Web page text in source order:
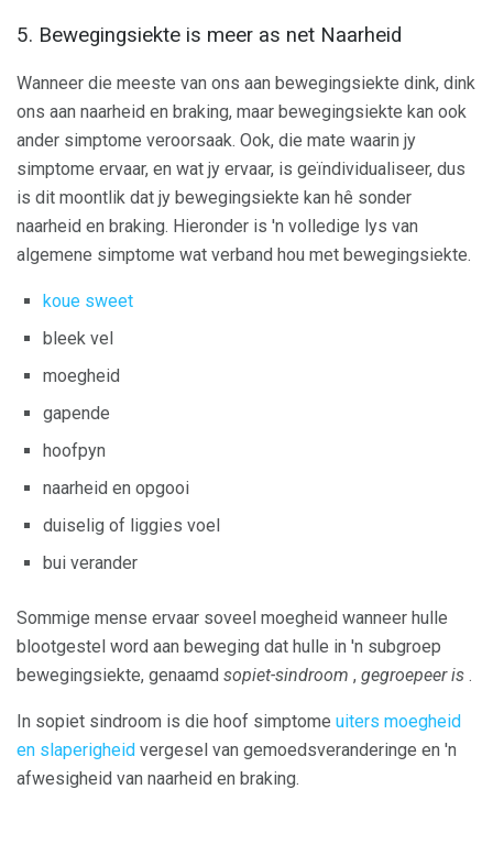
5. Bewegingsiekte is meer as net Naarheid
Wanneer die meeste van ons aan bewegingsiekte dink, dink
ons ​​aan naarheid en braking, maar bewegingsiekte kan ook
ander simptome veroorsaak. Ook, die mate waarin jy
simptome ervaar, en wat jy ervaar, is geïndividualiseer, dus
is dit moontlik dat jy bewegingsiekte kan hê sonder
naarheid en braking. Hieronder is 'n volledige lys van
algemene simptome wat verband hou met bewegingsiekte.
koue sweet
bleek vel
moegheid
gapende
hoofpyn
naarheid en opgooi
duiselig of liggies voel
bui verander
Sommige mense ervaar soveel moegheid wanneer hulle
blootgestel word aan beweging dat hulle in 'n subgroep
bewegingsiekte, genaamd sopiet-sindroom , gegroepeer is .
In sopiet sindroom is die hoof simptome uiters moegheid
en slaperigheid vergesel van gemoedsveranderinge en 'n
afwesigheid van naarheid en braking.